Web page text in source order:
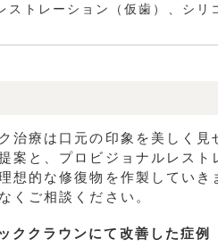
トレーション（仮歯）、シリ
治療は口元の印象を美しく見
案と、プロビジョナルレスト
想的な修復物を作製していき
くご相談ください。
ククラウンにて改善した症例